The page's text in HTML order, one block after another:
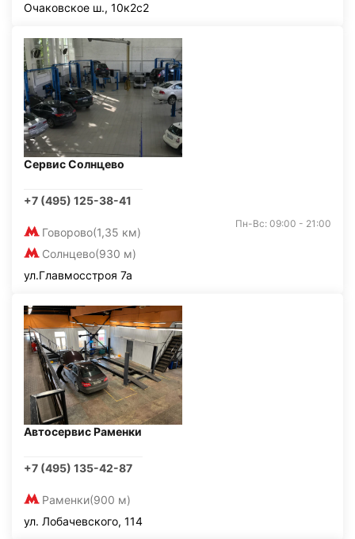
Очаковское ш., 10к2с2
Сервис Солнцево
+7 (495) 125-38-41
Говорово(1,35 км)
Солнцево(930 м)
Пн-Вс: 09:00 - 21:00
ул.Главмосстроя 7а
Автосервис Раменки
+7 (495) 135-42-87
Раменки(900 м)
ул. Лобачевского, 114